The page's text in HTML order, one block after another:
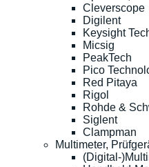
Cleverscope
Digilent
Keysight
Micsig
PeakTech
Pico
Red Pitaya
Rigol
Rohde &
Siglent
Clampman
Multimeter,
(Digital-